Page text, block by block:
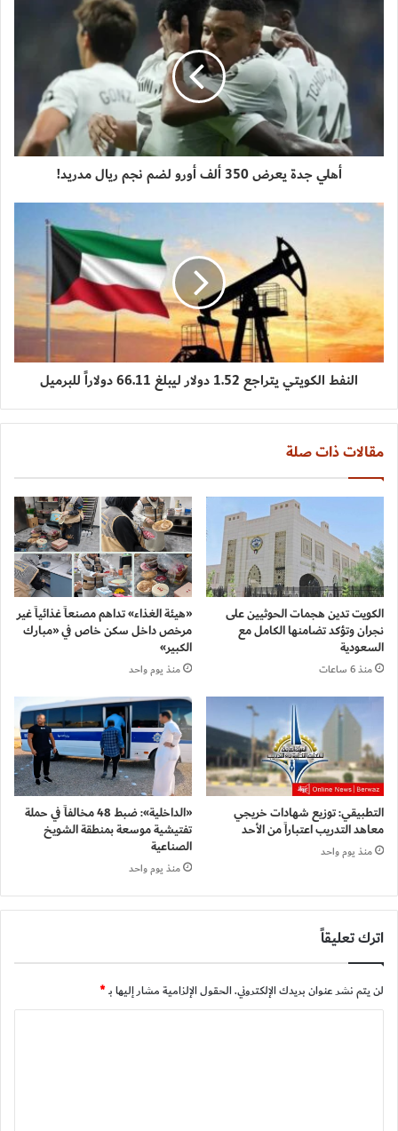
أهلي جدة يعرض 350 ألف أورو لضم نجم ريال مدريد!
النفط الكويتي يتراجع 1.52 دولار ليبلغ 66.11 دولاراً للبرميل
مقالات ذات صلة
الكويت تدين هجمات الحوثيين على
نجران وتؤكد تضامنها الكامل مع
السعودية
منذ 6 ساعات
«هيئة الغذاء» تداهم مصنعاً غذائياً غير
مرخص داخل سكن خاص في «مبارك
الكبير»
منذ يوم واحد
التطبيقي: توزيع شهادات خريجي
معاهد التدريب اعتباراً من الأحد
منذ يوم واحد
«الداخلية»: ضبط 48 مخالفاً في حملة
تفتيشية موسعة بمنطقة الشويخ
الصناعية
منذ يوم واحد
اترك تعليقاً
لن يتم نشر عنوان بريدك الإلكتروني.الحقول الإلزامية مشار إليها بـ*